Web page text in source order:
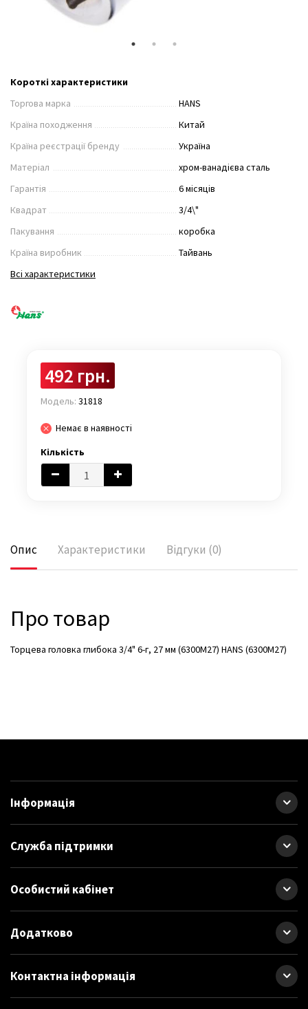
Короткі характеристики
Торгова марка
HANS
Країна походження
Китай
Країна реєстрації бренду
Україна
Матеріал
хром-ванадієва сталь
Гарантія
6 місяців
Квадрат
3/4\"
Пакування
коробка
Країна виробник
Тайвань
Всі характеристики
492 грн.
Модель: 31818
Немає в наявності
Кількість
Опис Характеристики Відгуки (0)
Про товар
Торцева головка глибока 3/4" 6-г, 27 мм (6300М27) HANS (6300М27)
Інформація
Служба підтримки
Особистий кабінет
Додатково
Контактна інформація